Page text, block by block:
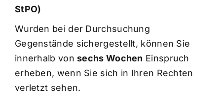
StPO)
Wurden bei der Durchsuchung
Gegenstände sichergestellt, können Sie
innerhalb vonsechs Wochen Einspruch
erheben, wenn Sie sich in Ihren Rechten
verletzt sehen.